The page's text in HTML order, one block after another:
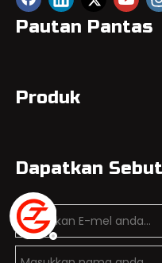
Pautan Pantas
Produk
Dapatkan